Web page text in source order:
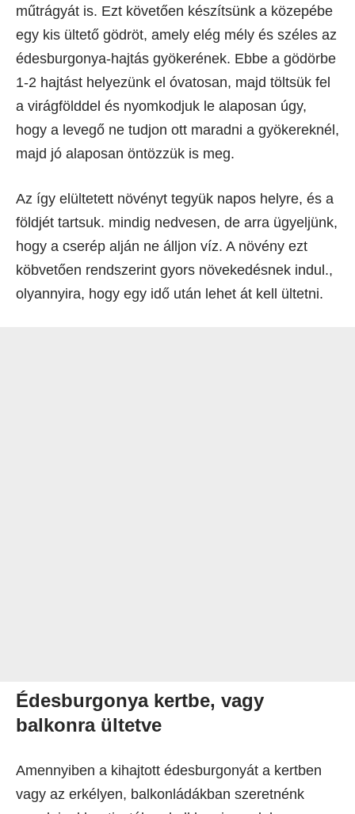
műtrágyát is. Ezt követően készítsünk a közepébe
egy kis ültető gödröt, amely elég mély és széles az
édesburgonya-hajtás gyökerének. Ebbe a gödörbe
1-2 hajtást helyezünk el óvatosan, majd töltsük fel
a virágfölddel és nyomkodjuk le alaposan úgy,
hogy a levegő ne tudjon ott maradni a gyökereknél,
majd jó alaposan öntözzük is meg.
Az így elültetett növényt tegyük napos helyre, és a
földjét tartsuk. mindig nedvesen, de arra ügyeljünk,
hogy a cserép alján ne álljon víz. A növény ezt
köbvetően rendszerint gyors növekedésnek indul.,
olyannyira, hogy egy idő után lehet át kell ültetni.
Édesburgonya kertbe, vagy
balkonra ültetve
Amennyiben a kihajtott édesburgonyát a kertben
vagy az erkélyen, balkonládákban szeretnénk